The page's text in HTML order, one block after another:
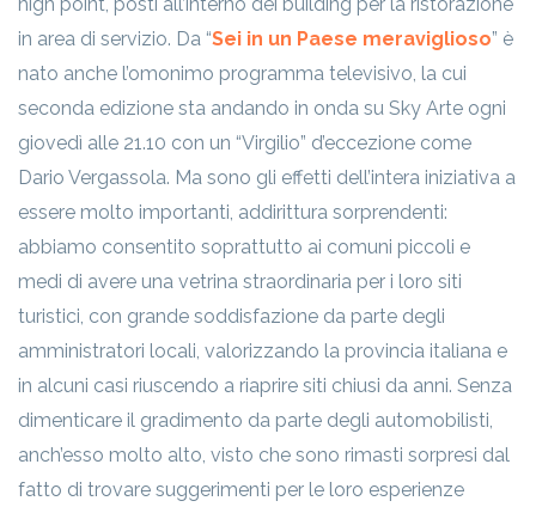
in area di servizio. Da “Sei in un Paese meraviglioso” è
nato anche l’omonimo programma televisivo, la cui
seconda edizione sta andando in onda su Sky Arte ogni
giovedì alle 21.10 con un “Virgilio” d’eccezione come
Dario Vergassola. Ma sono gli effetti dell’intera iniziativa a
essere molto importanti, addirittura sorprendenti:
abbiamo consentito soprattutto ai comuni piccoli e
medi di avere una vetrina straordinaria per i loro siti
turistici, con grande soddisfazione da parte degli
amministratori locali, valorizzando la provincia italiana e
in alcuni casi riuscendo a riaprire siti chiusi da anni. Senza
dimenticare il gradimento da parte degli automobilisti,
anch’esso molto alto, visto che sono rimasti sorpresi dal
fatto di trovare suggerimenti per le loro esperienze